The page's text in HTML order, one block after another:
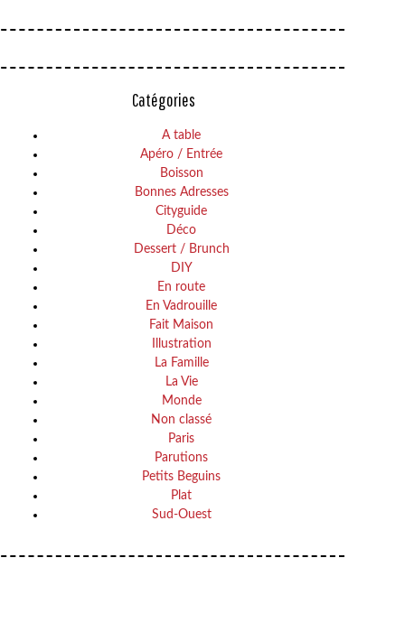
Catégories
A table
Apéro / Entrée
Boisson
Bonnes Adresses
Cityguide
Déco
Dessert / Brunch
DIY
En route
En Vadrouille
Fait Maison
Illustration
La Famille
La Vie
Monde
Non classé
Paris
Parutions
Petits Beguins
Plat
Sud-Ouest